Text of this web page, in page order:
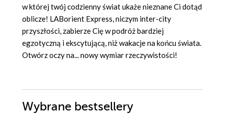
w której twój codzienny świat ukaże nieznane Ci dotąd
oblicze! LABorient Express, niczym inter-city
przyszłości, zabierze Cię w podróż bardziej
egzotyczną i ekscytującą, niż wakacje na końcu świata.
Otwórz oczy na... nowy wymiar rzeczywistości!
Wybrane bestsellery